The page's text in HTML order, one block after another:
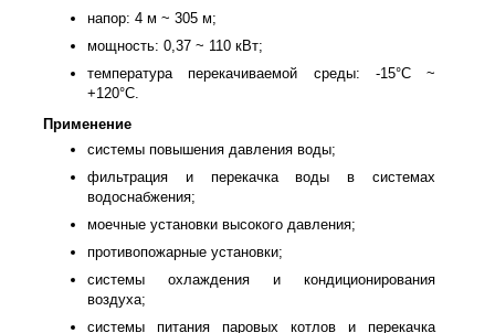
напор: 4 м ~ 305 м;
мощность: 0,37 ~ 110 кВт;
температура перекачиваемой среды: -15°С ~
+120°С.
Применение
системы повышения давления воды;
фильтрация и перекачка воды в системах
водоснабжения;
моечные установки высокого давления;
противопожарные установки;
системы охлаждения и кондиционирования
воздуха;
системы питания паровых котлов и перекачка